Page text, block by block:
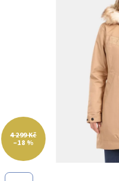
hvězdiček.
4 299 Kč
–18 %